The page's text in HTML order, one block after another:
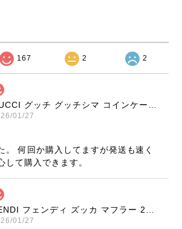
167 2 2
01/27
。 何回か購入してますが発送も速く
して購入できます。
01/27